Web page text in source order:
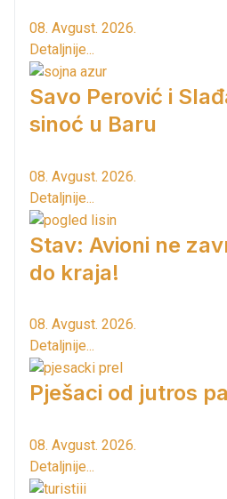
08. Avgust. 2026.
Detaljnije...
Savo Perović i
sinoć u Baru
08. Avgust. 2026.
Detaljnije...
Stav: Avioni ne
do kraja!
08. Avgust. 2026.
Detaljnije...
Pješaci od jutros
08. Avgust. 2026.
Detaljnije...